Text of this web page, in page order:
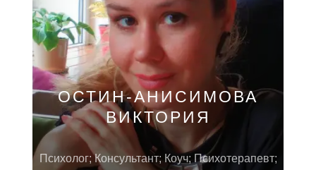
ОСТИН-АНИСИМОВА
ВИКТОРИЯ
Психолог; Консультант; Коуч; Психотерапевт;